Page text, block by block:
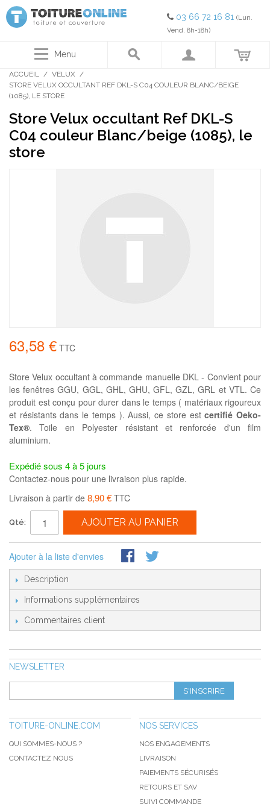
03 66 72 16 81 (Lun.
Vend. 8h-18h)
Menu
ACCUEIL / VELUX /
STORE VELUX OCCULTANT REF DKL-S C04 COULEUR BLANC/BEIGE
(1085), LE STORE
Store Velux occultant Ref DKL-S
C04 couleur Blanc/beige (1085), le
store
63,58 € TTC
Store Velux occultant à commande manuelle DKL - Convient pour
les fenêtres GGU, GGL, GHL, GHU, GFL, GZL, GRL et VTL. Ce
produit est conçu pour durer dans le temps ( matériaux rigoureux
et résistants dans le temps ). Aussi, ce store estcertifié Oeko-
Tex®. Toile en Polyester résistant et renforcée d'un film
aluminium.
Expédié sous 4 à 5 jours
Contactez-nous pour une livraison plus rapide.
Livraison à partir de 8,90 € TTC
Qté: AJOUTER AU PANIER
Ajouter à la liste d'envies
Description
Informations supplémentaires
Commentaires client
NEWSLETTER
S'INSCRIRE
TOITURE-ONLINE.COM
QUI SOMMES-NOUS ?
CONTACTEZ NOUS
NOS SERVICES
NOS ENGAGEMENTS
LIVRAISON
PAIEMENTS SÉCURISÉS
RETOURS ET SAV
SUIVI COMMANDE